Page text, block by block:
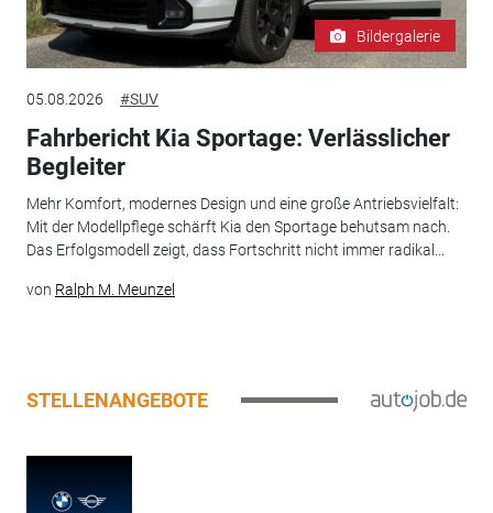
Bildergalerie
05.08.2026 #SUV
Fahrbericht Kia Sportage: Verlässlicher
Begleiter
Mehr Komfort, modernes Design und eine große Antriebsvielfalt:
Mit der Modellpflege schärft Kia den Sportage behutsam nach.
Das Erfolgsmodell zeigt, dass Fortschritt nicht immer radikal...
von Ralph M. Meunzel
STELLENANGEBOTE